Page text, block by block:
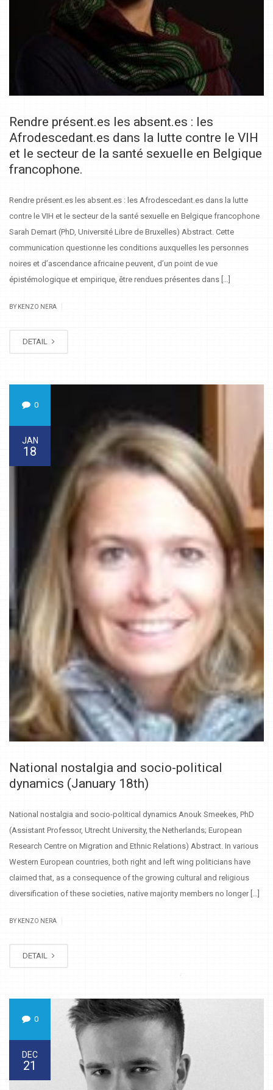
Rendre présent.es les absent.es : les
Afrodescedant.es dans la lutte contre le VIH
et le secteur de la santé sexuelle en Belgique
francophone.
Rendre présent.es les absent.es : les Afrodescedant.es dans la lutte
contre le VIH et le secteur de la santé sexuelle en Belgique francophone
Sarah Demart (PhD, Université Libre de Bruxelles) Abstract. Cette
communication questionne les conditions auxquelles les personnes
noires et d’ascendance africaine peuvent, d’un point de vue
épistémologique et empirique, être rendues présentes dans […]
BY KENZO NERA
DETAIL
0
JAN
18
National nostalgia and socio-political
dynamics (January 18th)
National nostalgia and socio-political dynamics Anouk Smeekes, PhD
(Assistant Professor, Utrecht University, the Netherlands; European
Research Centre on Migration and Ethnic Relations) Abstract. In various
Western European countries, both right and left wing politicians have
claimed that, as a consequence of the growing cultural and religious
diversification of these societies, native majority members no longer […]
BY KENZO NERA
DETAIL
0
DEC
21